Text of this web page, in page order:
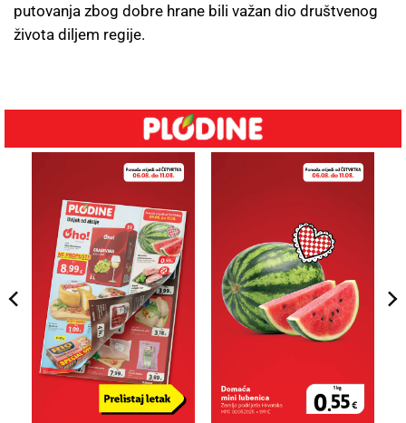
putovanja zbog dobre hrane bili važan dio društvenog
života diljem regije.